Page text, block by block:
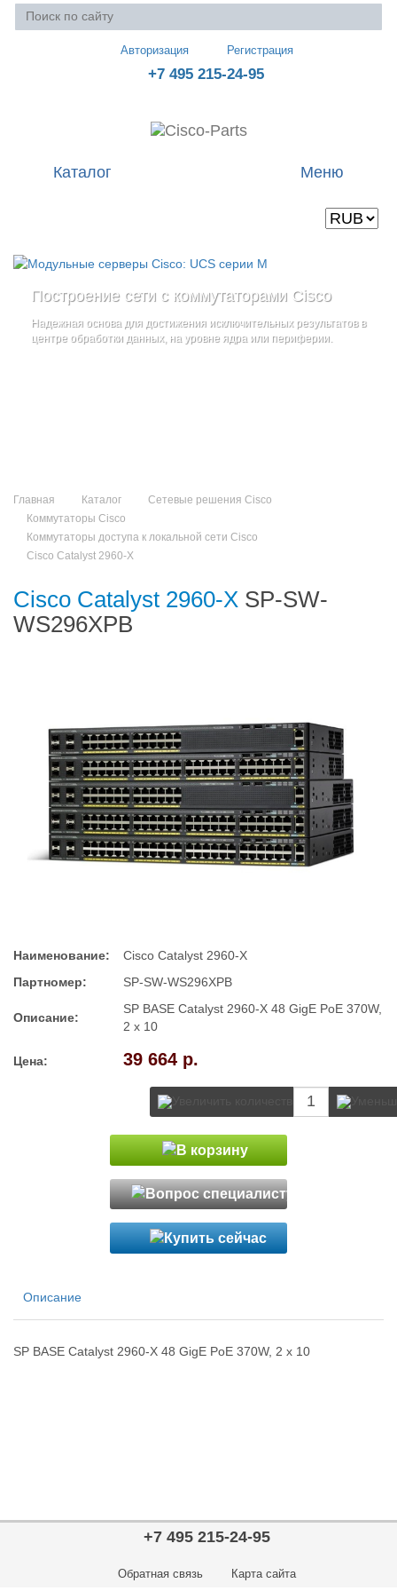
Авторизация Регистрация
+7 495 215-24-95
Меню
Каталог
Построение сети с коммутаторами Cisco
Надежная основа для достижения исключительных результатов в
центре обработки данных, на уровне ядра или периферии.
Стоечные серверы Cisco UCS серии C
Созданы для сокращения общей стоимости владенияи
повышение адаптивности Вашего бизнеса
дополнительные компоненты
Главная Каталог
Сетевые решения Cisco
Коммутаторы Cisco
Коммутаторы доступа к локальной сети Cisco
Cisco Catalyst 2960-X
Cisco Catalyst 2960-X SP-SW-
WS296XPB
Наименование:
Cisco Catalyst 2960-X
Партномер:
SP-SW-WS296XPB
Описание:
SP BASE Catalyst 2960-X 48 GigE PoE 370W,
2 x 10
Цена: 39 664 р.
Описание
SP BASE Catalyst 2960-X 48 GigE PoE 370W, 2 x 10
+7 495 215-24-95
Обратная связь Карта сайта